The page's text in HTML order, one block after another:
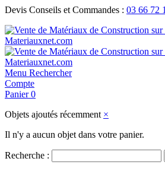
Devis Conseils et Commandes : 03 66 72
Menu Rechercher
Compte
Panier 0
Objets ajoutés récemment ×
Il n'y a aucun objet dans votre panier.
Recherche :